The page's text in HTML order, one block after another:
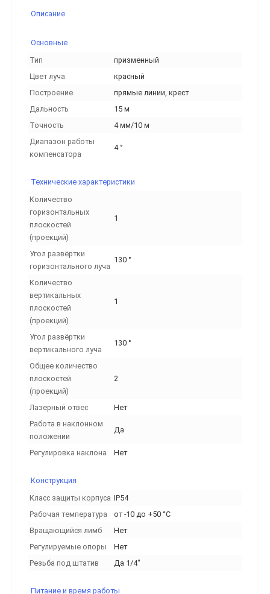
Описание
Основные
Тип
призменный
Цвет луча
красный
Построение
прямые линии, крест
Дальность
15 м
Точность
4 мм/10 м
Диапазон работы
компенсатора
4 °
Технические характеристики
Количество
горизонтальных
плоскостей
(проекций)
1
Угол развёртки
горизонтального луча
130 °
Количество
вертикальных
плоскостей
(проекций)
1
Угол развёртки
вертикального луча
130 °
Общее количество
плоскостей
(проекций)
2
Лазерный отвес
Нет
Работа в наклонном
положении
Да
Регулировка наклона Нет
Конструкция
Класс защиты корпуса IP54
Рабочая температура
от -10 до +50 °С
Вращающийся лимб
Нет
Регулируемые опоры
Нет
Резьба под штатив
Да 1/4"
Питание и время работы